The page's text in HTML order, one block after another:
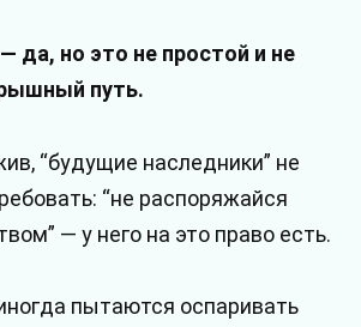
да, но это не простой и не
путь.
“будущие наследники” не
“не распоряжайся
— у него на это право есть.
пытаются оспаривать